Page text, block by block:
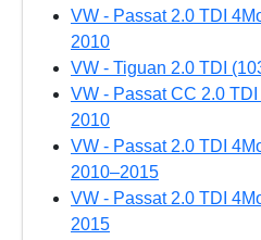
VW - Passat 2.0 TDI
2010
VW - Tiguan 2.0 TDI
VW - Passat CC 2.0
2010
VW - Passat 2.0 TDI
2010–2015
VW - Passat 2.0 TDI
2015